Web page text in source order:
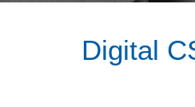
Digital